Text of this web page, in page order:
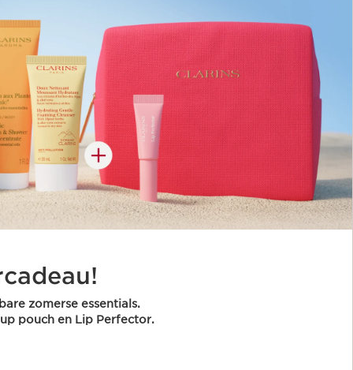
zomerse essentials.
pouch en Lip Perfector.